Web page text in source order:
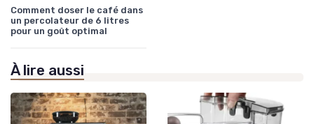
Comment doser le café dans
un percolateur de 6 litres
pour un goût optimal
À lire aussi